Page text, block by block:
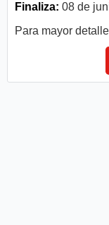
Finaliza: 08 de
Para mayor